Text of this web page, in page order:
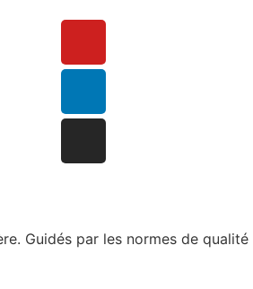
Guidés par les normes de